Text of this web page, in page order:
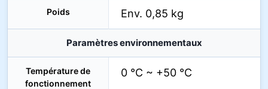
Poids Env. 0,85 kg
Paramètres environnementaux
Température de
fonctionnement
0 °C ~ +50 °C